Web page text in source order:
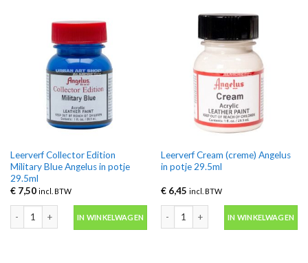
Leerverf Collector Edition
Military Blue Angelus in potje
29.5ml
€7,50 incl. BTW
Leerverf Collector Edition Military Blue Angelus in potje 29.5ml aantal
IN WINKELWAGEN
Leerverf Cream (creme) Angelus
in potje 29.5ml
€6,45 incl. BTW
Leerverf Cream (creme) Angelus in
IN WINKELWAGEN